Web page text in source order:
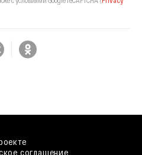
соглашение